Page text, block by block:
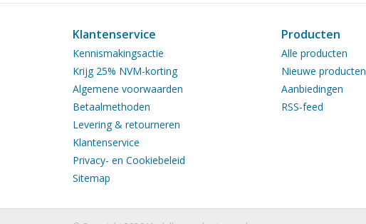
Klantenservice
Kennismakingsactie
Krijg 25% NVM-korting
Algemene voorwaarden
Betaalmethoden
Levering & retourneren
Klantenservice
Privacy- en Cookiebeleid
Sitemap
Producten
Alle producten
Nieuwe producten
Aanbiedingen
RSS-feed